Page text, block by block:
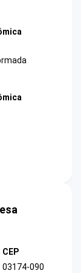
CEP
03174-090